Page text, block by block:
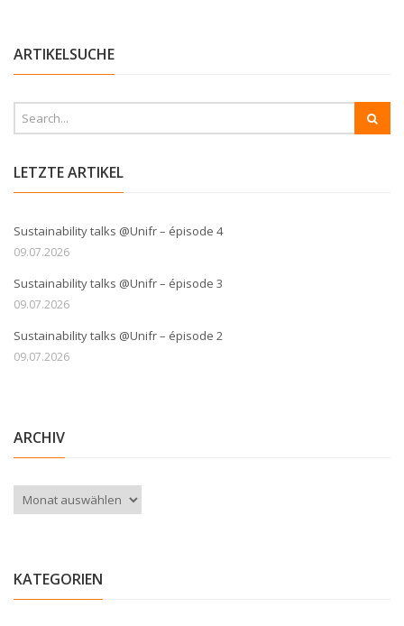
ARTIKELSUCHE
LETZTE ARTIKEL
Sustainability talks @Unifr – épisode 4
09.07.2026
Sustainability talks @Unifr – épisode 3
09.07.2026
Sustainability talks @Unifr – épisode 2
09.07.2026
ARCHIV
Archiv
KATEGORIEN